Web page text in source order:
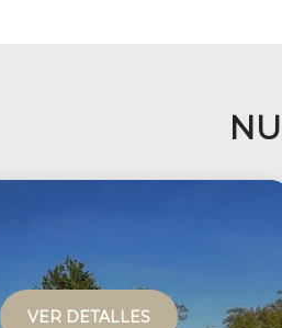
VER DETALLES